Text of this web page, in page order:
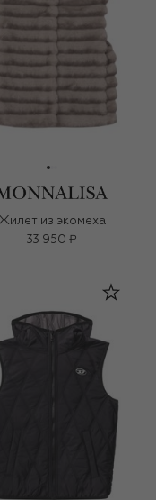
Жилет из экомеха
33 950 ₽